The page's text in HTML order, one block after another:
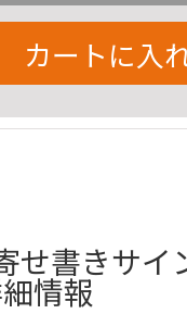
カートに入
書きサイ
情報